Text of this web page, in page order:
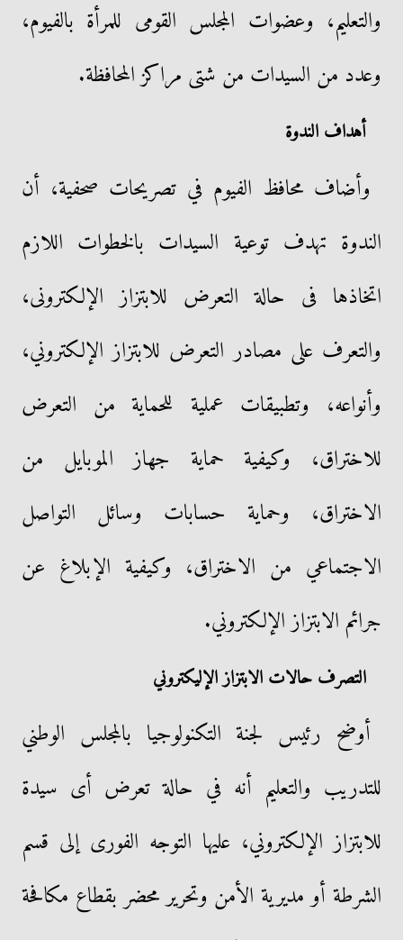
والتعليم، وعضوات المجلس القومى للمرأة بالفيوم،
وعدد من السيدات من شتى مراكز المحافظة.
أهداف الندوة
وأضاف محافظ الفيوم في تصريحات صحفية، أن
الندوة تهدف توعية السيدات بالخطوات اللازم
اتخاذها فى حالة التعرض للابتزاز الإلكترونى،
والتعرف على مصادر التعرض للابتزاز الإلكتروني،
وأنواعه، وتطبيقات عملية للحماية من التعرض
للاختراق، وكيفية حماية جهاز الموبايل من
الاختراق، وحماية حسابات وسائل التواصل
الاجتماعي من الاختراق، وكيفية الإبلاغ عن
جرائم الابتزاز الإلكتروني.
التصرف حالات الابتزاز الإليكتروني
أوضح رئيس لجنة التكنولوجيا بالمجلس الوطني
للتدريب والتعليم أنه في حالة تعرض أى سيدة
للابتزاز الإلكتروني، عليها التوجه الفورى إلى قسم
الشرطة أو مديرية الأمن وتحرير محضر بقطاع مكافحة